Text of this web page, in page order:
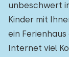
unbeschwert
Kinder mit
ein
Internet viel